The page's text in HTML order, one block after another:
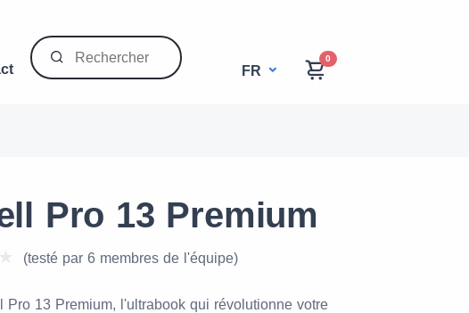
FR
0
Pro 13 Premium
(testé par 6 membres de l'équipe)
Pro 13 Premium, l'ultrabook qui révolutionne votre